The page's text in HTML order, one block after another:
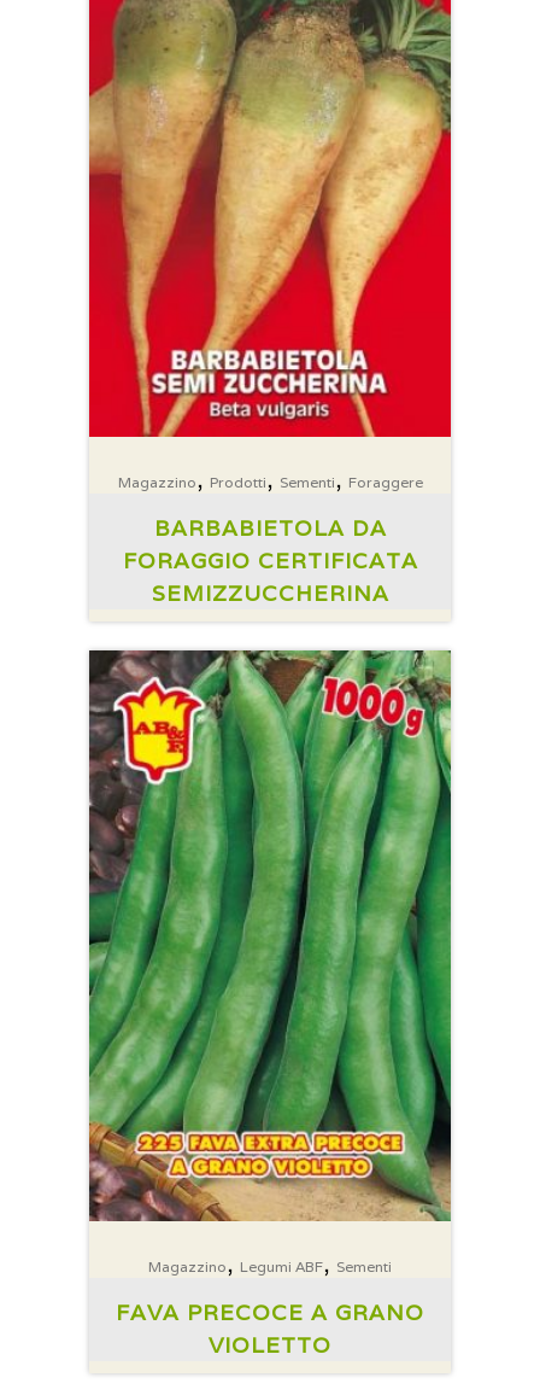
Magazzino , Prodotti , Sementi , Foraggere
BARBABIETOLA DA
FORAGGIO CERTIFICATA
SEMIZZUCCHERINA
Magazzino , Legumi ABF, Sementi
FAVA PRECOCE A GRANO
VIOLETTO